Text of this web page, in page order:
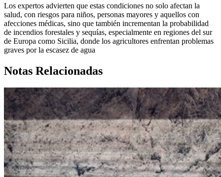
Los expertos advierten que estas condiciones no solo afectan la
salud, con riesgos para niños, personas mayores y aquellos con
afecciones médicas, sino que también incrementan la probabilidad
de incendios forestales y sequías, especialmente en regiones del sur
de Europa como Sicilia, donde los agricultores enfrentan problemas
graves por la escasez de agua
Notas Relacionadas